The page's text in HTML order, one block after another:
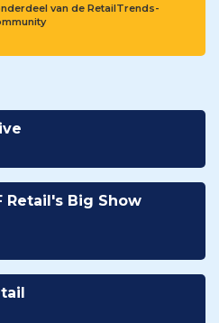
van de RetailTrends-
Retail's Big Show